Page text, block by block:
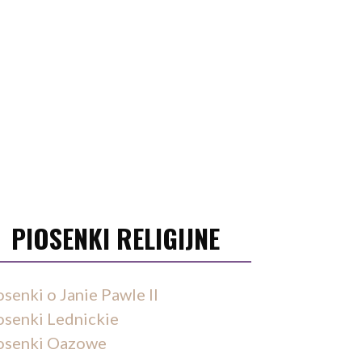
PIOSENKI RELIGIJNE
o Janie Pawle II
Lednickie
Oazowe